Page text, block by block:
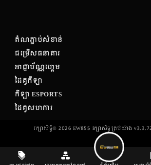
តំណភ្ជាប់សំខាន់
ជម្រើសធនាគារ
អាជ្ញាប័ណ្ណហ្គេម
ដៃគូកីឡា
កីឡា ESPORTS
ដៃគូសហការ
រក្សាសិទ្ធិ© 2026 EW855 រក្សា​សិទ្ធ​គ្រប់យ៉ាង